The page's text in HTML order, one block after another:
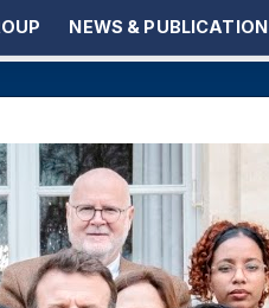
NEWS & PUBLICATION